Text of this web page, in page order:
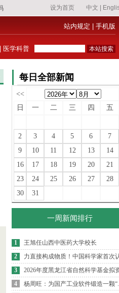
站内规定 手机版
医学科普
每日全部新闻
<<
日
一 二 三 四 五
2
3 4 5 6 7
9
10 11 12 13 14
16
17 18 19 20 21
23
24 25 26 27 28
30
31
一周新闻排行
1
王旭任山西中医药大学校长
2
力直接构成物质！中国科学家首次
3
2026年度黑龙江省自然科学基金拟
4
杨周旺：为国产工业软件锻造一颗